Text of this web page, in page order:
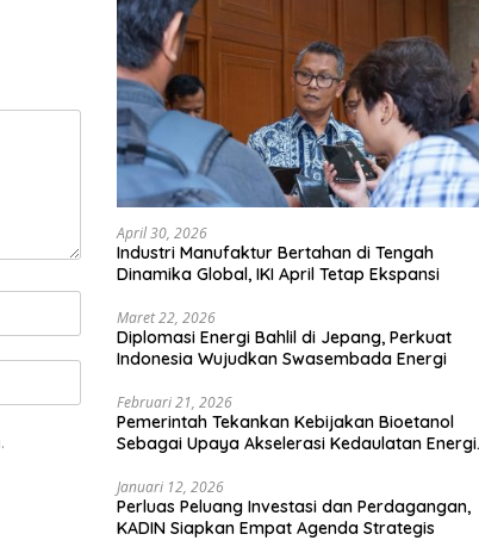
April 30, 2026
Industri Manufaktur Bertahan di Tengah
Dinamika Global, IKI April Tetap Ekspansi
Maret 22, 2026
Diplomasi Energi Bahlil di Jepang, Perkuat
Indonesia Wujudkan Swasembada Energi
Februari 21, 2026
Pemerintah Tekankan Kebijakan Bioetanol
Sebagai Upaya Akselerasi Kedaulatan Energi
Januari 12, 2026
Perluas Peluang Investasi dan Perdagangan,
KADIN Siapkan Empat Agenda Strategis